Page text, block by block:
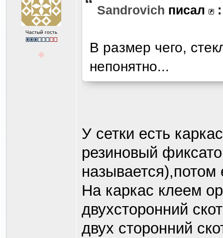
Частый гость
Sandrovich писал :
В размер чего,
непонятно...
У сетки есть
резиновый
На каркас клеем
двухсторонний
двух сторонний